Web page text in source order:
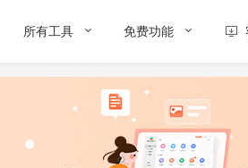
所有工具 免费功能